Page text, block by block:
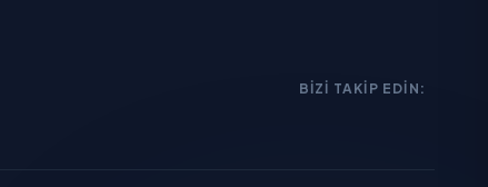
BIZI TAKIP EDIN: